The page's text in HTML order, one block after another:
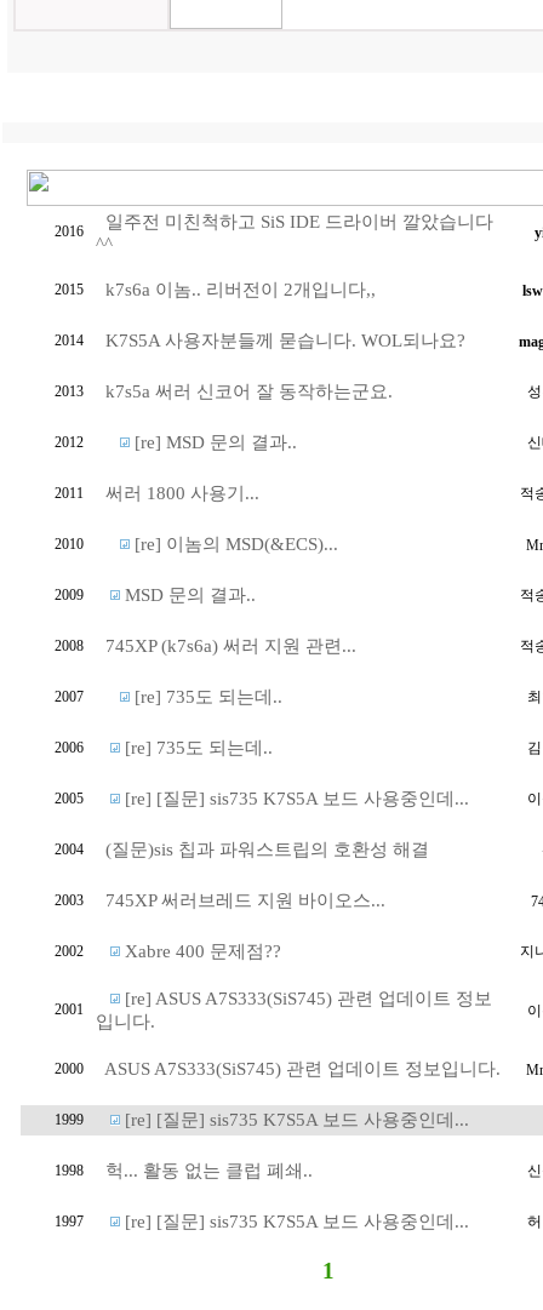
2016
일주전 미친척하고 SiS IDE 드라이버 깔았습니다
^^
2015 k7s6a 이놈.. 리버전이 2개입니다,,
2014 K7S5A 사용자분들께 묻습니다. WOL되나요?
2013 k7s5a 써러 신코어 잘 동작하는군요.
2012 [re] MSD 문의 결과..
2011 써러 1800 사용기... 적
2010 [re] 이놈의 MSD(&ECS)...
2009 MSD 문의 결과.. 적
2008 745XP (k7s6a) 써러 지원 관련... 적
2007 [re] 735도 되는데..
2006 [re] 735도 되는데..
2005 [re] [질문] sis735 K7S5A 보드 사용중인데...
2004 (질문)sis 칩과 파워스트립의 호환성 해결
2003 745XP 써러브레드 지원 바이오스...
2002 Xabre 400 문제점?? 지
2001
[re] ASUS A7S333(SiS745) 관련 업데이트 정보
입니다.
2000 ASUS A7S333(SiS745) 관련 업데이트 정보입니다.
1999 [re] [질문] sis735 K7S5A 보드 사용중인데...
1998 헉... 활동 없는 클럽 폐쇄..
1997 [re] [질문] sis735 K7S5A 보드 사용중인데...
1